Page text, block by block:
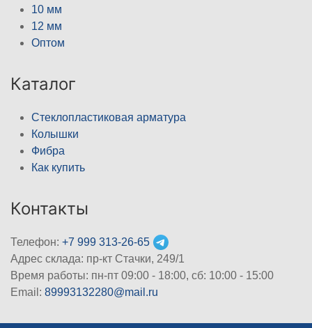
10 мм
12 мм
Оптом
Каталог
Стеклопластиковая арматура
Колышки
Фибра
Как купить
Контакты
Телефон: +7 999 313-26-65
Адрес склада: пр-кт Стачки, 249/1
Время работы: пн-пт 09:00 - 18:00, cб: 10:00 - 15:00
Email: 89993132280@mail.ru